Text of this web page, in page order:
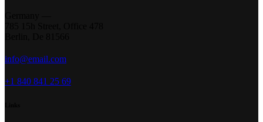
info@email.com
+1 840 841 25 69